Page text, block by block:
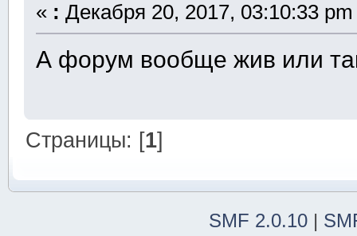
« : Декабря 20, 2017, 03:10:33 pm
А форум вообще жив или
Страницы: [1]
SMF 2.0.10|